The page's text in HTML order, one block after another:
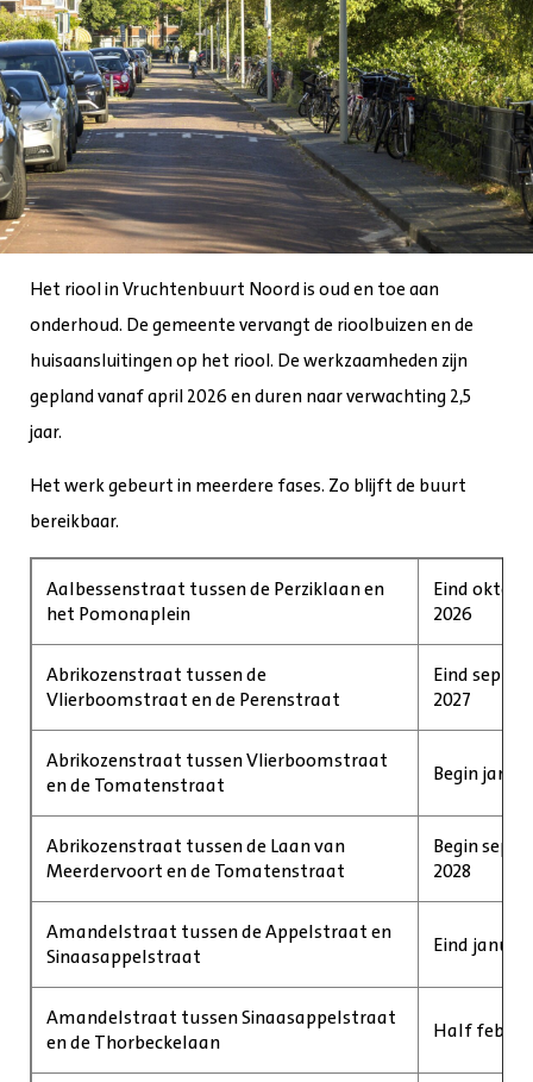
Het riool in Vruchtenbuurt Noord is oud en toe aan
onderhoud. De gemeente vervangt de rioolbuizen en de
huisaansluitingen op het riool. De werkzaamheden zijn
gepland vanaf april 2026 en duren naar verwachting 2,5
jaar.
Het werk gebeurt in meerdere fases. Zo blijft de buurt
bereikbaar.
Aalbessenstraat tussen de Perziklaan en
het Pomonaplein
Eind
2026
Abrikozenstraat tussen de
Vlierboomstraat en de Perenstraat
Eind
2027
Abrikozenstraat tussen Vlierboomstraat
en de Tomatenstraat
Begin
Abrikozenstraat tussen de Laan van
Meerdervoort en de Tomatenstraat
Begin
2028
Amandelstraat tussen de Appelstraat en
Sinaasappelstraat
Eind
Amandelstraat tussen Sinaasappelstraat
en de Thorbeckelaan
Half